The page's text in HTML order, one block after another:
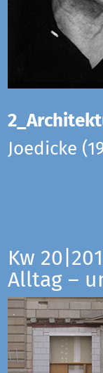
Joedicke
Kw
Alltag –